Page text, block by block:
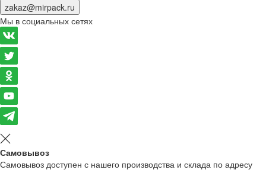
zakaz@mirpack.ru
Мы в социальных сетях
Самовывоз
Самовывоз доступен с нашего производства и склада по адресу